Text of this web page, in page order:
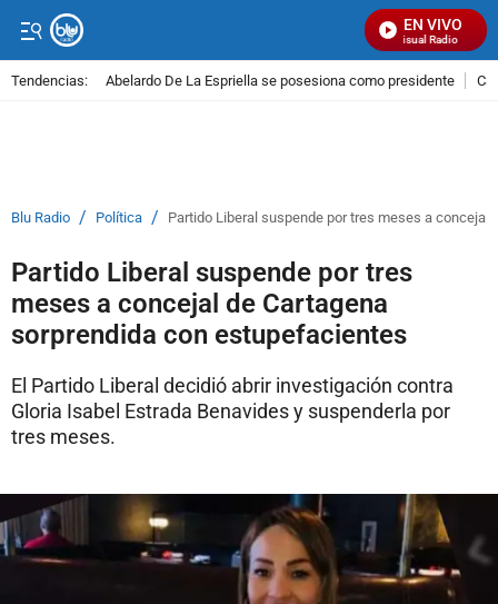
EN VIVO
Señal Visual Radio
Tendencias: Abelardo De La Espriella se posesiona como presidente
Blu Radio / Política / Partido Liberal suspende por tres meses a
Partido Liberal suspende por tres
meses a concejal de Cartagena
sorprendida con estupefacientes
El Partido Liberal decidió abrir investigación contra
Gloria Isabel Estrada Benavides y suspenderla por
tres meses.